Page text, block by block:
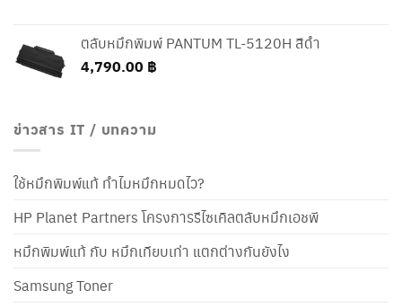
ตลับหมึกพิมพ์ PANTUM TL-5120H สีดำ
4,790.00 ฿
ข่าวสาร IT / บทความ
ใช้หมึกพิมพ์แท้ ทำไมหมึกหมดไว?
HP Planet Partners โครงการรีไซเคิลตลับหมึกเอชพี
หมึกพิมพ์แท้ กับ หมึกเทียบเท่า แตกต่างกันยังไง
Samsung Toner